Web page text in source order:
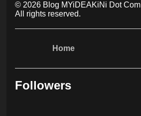
© 2026 Blog MYiDEAKiNi Dot Com
All rights reserved.
Home
Followers